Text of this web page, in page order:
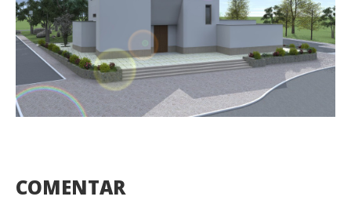
COMENTAR